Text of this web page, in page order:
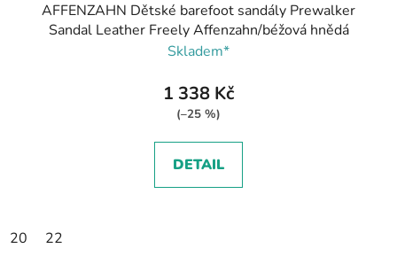
AFFENZAHN Dětské barefoot sandály Prewalker
Sandal Leather Freely Affenzahn/béžová hnědá
Skladem*
1 338 Kč
(–25 %)
DETAIL
20 22